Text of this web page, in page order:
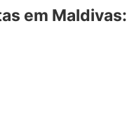
em Maldivas: